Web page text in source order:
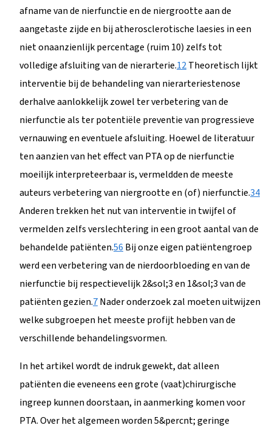
afname van de nierfunctie en de niergrootte aan de
aangetaste zijde en bij atherosclerotische laesies in een
niet onaanzienlijk percentage (ruim 10) zelfs tot
volledige afsluiting van de nierarterie.12Theoretisch lijkt
interventie bij de behandeling van nierarteriestenose
derhalve aanlokkelijk zowel ter verbetering van de
nierfunctie als ter potentiële preventie van progressieve
vernauwing en eventuele afsluiting. Hoewel de literatuur
ten aanzien van het effect van PTA op de nierfunctie
moeilijk interpreteerbaar is, vermeldden de meeste
auteurs verbetering van niergrootte en (of) nierfunctie.34
Anderen trekken het nut van interventie in twijfel of
vermelden zelfs verslechtering in een groot aantal van de
behandelde patiënten.56 Bij onze eigen patiëntengroep
werd een verbetering van de nierdoorbloeding en van de
nierfunctie bij respectievelijk 2&sol;3 en 1&sol;3 van de
patiënten gezien.7Nader onderzoek zal moeten uitwijzen
welke subgroepen het meeste profijt hebben van de
verschillende behandelingsvormen.
In het artikel wordt de indruk gewekt, dat alleen
patiënten die eveneens een grote (vaat)chirurgische
ingreep kunnen doorstaan, in aanmerking komen voor
PTA. Over het algemeen worden 5&percnt; geringe